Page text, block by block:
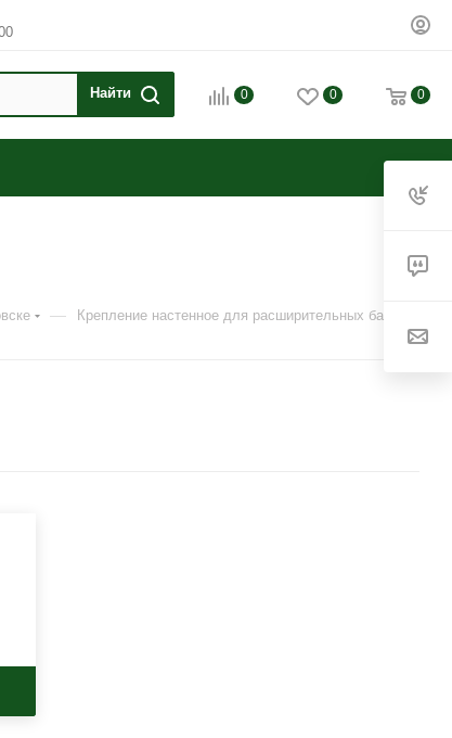
0 0 0
— Крепление настенное для расширительных баков